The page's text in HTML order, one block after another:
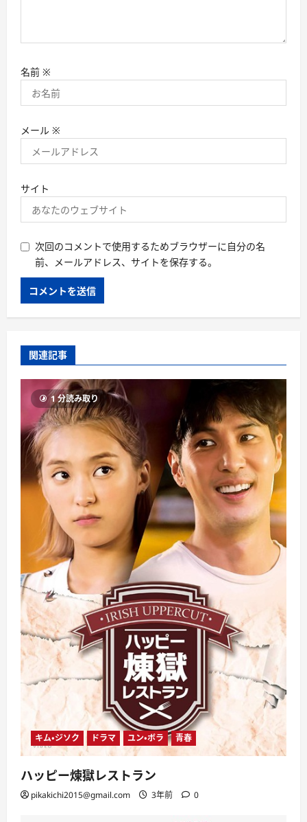
名前 ※
メール ※
サイト
次回のコメントで使用するためブラウザーに自分の名
前、メールアドレス、サイトを保存する。
関連記事
1 分読み取り
キム・ジソク ドラマ ユン・ボラ 青春
ハッピー煉獄レストラン
pikakichi2015@gmail.com 3年前 0